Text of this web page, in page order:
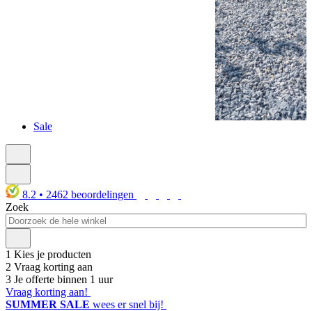
Sale
8.2 • 2462 beoordelingen
Zoek
1 Kies je producten
2 Vraag korting aan
3 Je offerte binnen 1 uur
Vraag korting aan!
SUMMER SALE wees er snel bij!